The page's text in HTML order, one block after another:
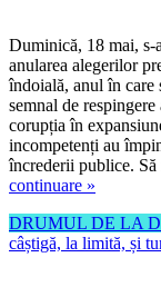
Duminică, 18 mai, s-
anularea alegerilor
îndoială, anul în care
semnal de
corupția în
incompetenți au
încrederii publice.
continuare »
DRUMUL DE LA
câștigă, la limită, și